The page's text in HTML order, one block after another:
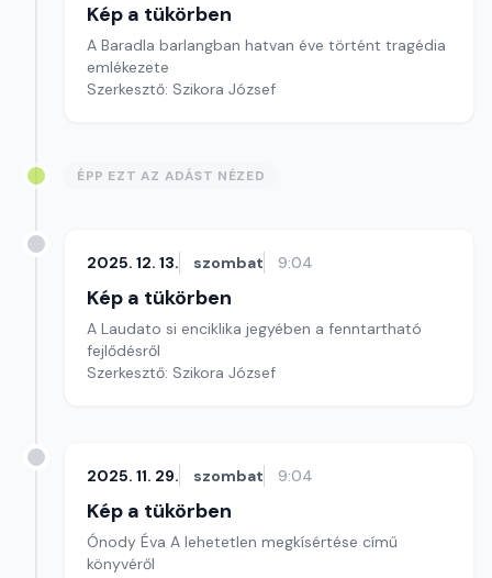
Kép a tükörben
A Baradla barlangban hatvan éve történt tragédia
emlékezete
Szerkesztő: Szikora József
ÉPP EZT AZ ADÁST NÉZED
2025. 12. 13. szombat 9:04
Kép a tükörben
A Laudato si enciklika jegyében a fenntartható
fejlődésről
Szerkesztő: Szikora József
2025. 11. 29. szombat 9:04
Kép a tükörben
Ónody Éva A lehetetlen megkísértése című
könyvéről